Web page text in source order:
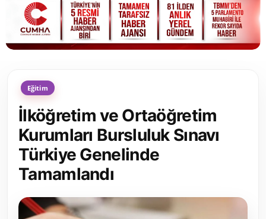
Cumhurbaşkanlığı
Bakanlıklar
Siyasi Partiler
Yerel Yönetimler
Mülki İdare
Toplum ve Yaşam
Sivil Toplum Kuruluşları
Eğitim
İlköğretim ve Ortaöğretim
Kurumları Bursluluk Sınavı
Türkiye Genelinde
Tamamlandı